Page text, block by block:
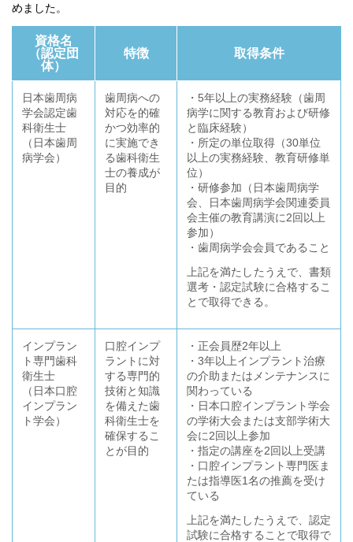
めました。
資格名
（認定団
体）
特徴 取得条件
日本歯周病
学会認定歯
科衛生士
（日本歯周
病学会）
歯周病への
対応を的確
かつ効率的
に実施でき
る歯科衛生
士の養成が
目的
・5年以上の実務経験（歯周
病学に関する教育および研修
と臨床経験）
・所定の単位取得（30単位
以上の実務経験、教育研修単
位）
・研修参加（日本歯周病学
会、日本歯周病学会関連委員
会主催の教育講演に2回以上
参加）
・歯周病学会会員であること
上記を満たしたうえで、書類
選考・認定試験に合格するこ
とで取得できる。
インプラン
ト専門歯科
衛生士
（日本口腔
インプラン
ト学会）
口腔インプ
ラントに対
する専門的
技術と知識
を備えた歯
科衛生士を
確保するこ
とが目的
・正会員歴2年以上
・3年以上インプラント治療
の介助またはメンテナンスに
関わっている
・日本口腔インプラント学会
の学術大会または支部学術大
会に2回以上参加
・指定の講座を2回以上受講
・口腔インプラント専門医ま
たは指導医1名の推薦を受け
ている
上記を満たしたうえで、認定
試験に合格することで取得で